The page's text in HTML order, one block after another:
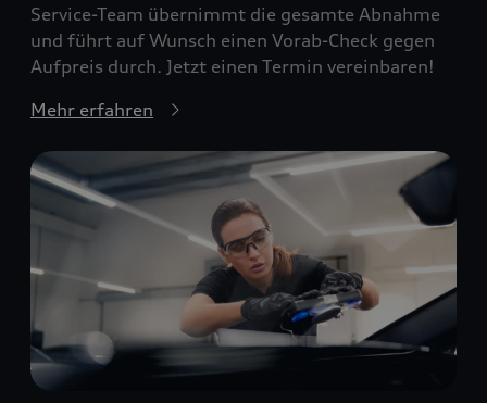
Service-Team übernimmt die gesamte Abnahme
und führt auf Wunsch einen Vorab-Check gegen
Aufpreis durch. Jetzt einen Termin vereinbaren!
Mehr erfahren